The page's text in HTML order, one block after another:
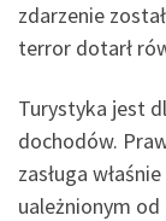
zdarzenie
terror dotarł
Turystyka jest
dochodów.
zasługa
uależnionym